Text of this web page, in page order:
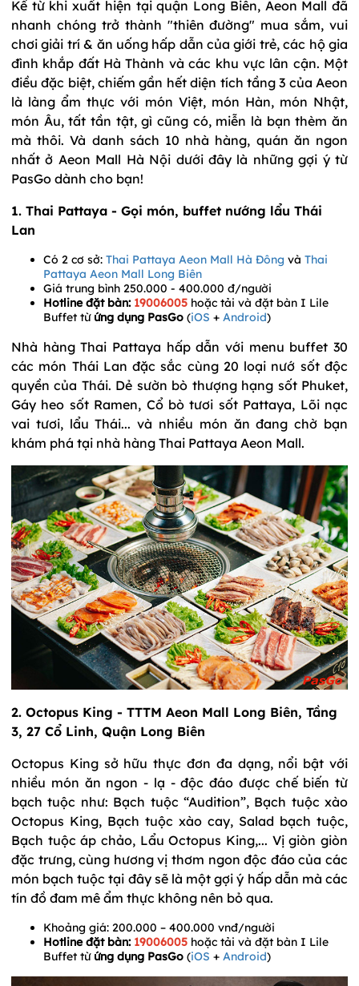
Kể từ khi xuất hiện tại quận Long Biên, Aeon Mall đã
nhanh chóng trở thành "thiên đường" mua sắm, vui
chơi giải trí & ăn uống hấp dẫn của giới trẻ, các hộ gia
đình khắp đất Hà Thành và các khu vực lân cận. Một
điều đặc biệt, chiếm gần hết diện tích tầng 3 của Aeon
là làng ẩm thực với món Việt, món Hàn, món Nhật,
món Âu, tất tần tật, gì cũng có, miễn là bạn thèm ăn
mà thôi. Và danh sách 10 nhà hàng, quán ăn ngon
nhất ở Aeon Mall Hà Nội dưới đây là những gợi ý từ
PasGo dành cho bạn!
1. Thai Pattaya - Gọi món, buffet nướng lẩu Thái
Lan
Có 2 cơ sở: Thai Pattaya Aeon Mall Hà Đông và Thai
Pattaya Aeon Mall Long Biên
Giá trung bình 250.000 - 400.000 đ/người
Hotline đặt bàn: 19006005 hoặc tải và đặt bàn I Lile
Buffet từứng dụng PasGo (iOS + Android)
Nhà hàng Thai Pattaya hấp dẫn với menu buffet 30
các món Thái Lan đặc sắc cùng 20 loại nướ sốt độc
quyền của Thái. Dẻ sườn bò thượng hạng sốt Phuket,
Gáy heo sốt Ramen, Cổ bò tươi sốt Pattaya, Lõi nạc
vai tươi, lẩu Thái... và nhiều món ăn đang chờ bạn
khám phá tại nhà hàng Thai Pattaya Aeon Mall.
2. Octopus King - TTTM Aeon Mall Long Biên, Tầng
3, 27 Cổ Linh, Quận Long Biên
Octopus King sở hữu thực đơn đa dạng, nổi bật với
nhiều món ăn ngon - lạ - độc đáo được chế biến từ
bạch tuộc như: Bạch tuộc “Audition”, Bạch tuộc xào
Octopus King, Bạch tuộc xào cay, Salad bạch tuộc,
Bạch tuộc áp chảo, Lẩu Octopus King,... Vị giòn giòn
đặc trưng, cùng hương vị thơm ngon độc đáo của các
món bạch tuộc tại đây sẽ là một gợi ý hấp dẫn mà các
tín đồ đam mê ẩm thực không nên bỏ qua.
Khoảng giá: 200.000 – 400.000 vnđ/người
Hotline đặt bàn: 19006005 hoặc tải và đặt bàn I Lile
Buffet từứng dụng PasGo (iOS + Android)